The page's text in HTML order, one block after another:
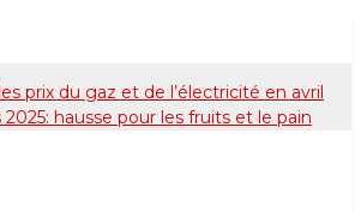
prix du gaz et de l’électricité en avril
hausse pour les fruits et le pain